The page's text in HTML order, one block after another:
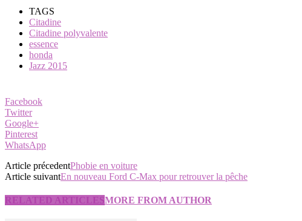
TAGS
Citadine
Citadine polyvalente
essence
honda
Jazz 2015
Facebook
Twitter
Google+
Pinterest
WhatsApp
Article précedentPhobie en voiture
Article suivantEn nouveau Ford C-Max pour retrouver la pêche
RELATED ARTICLESMORE FROM AUTHOR